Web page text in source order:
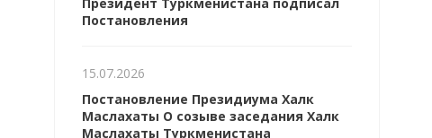
Постановления
15.07.2026
Постановление Президиума Халк
Маслахаты О созыве заседания Халк
Маслахаты Туркменистана